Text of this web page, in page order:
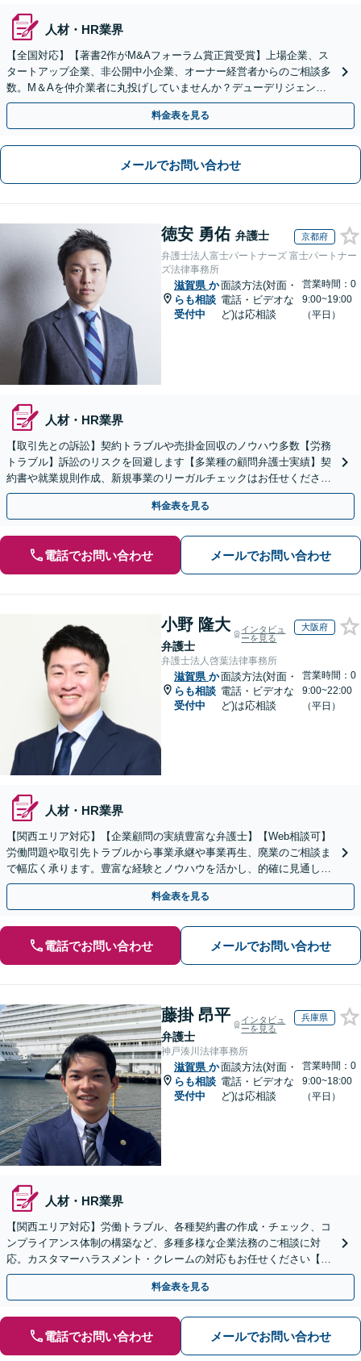
人材・HR業界
【全国対応】【著書2作がM&Aフォーラム賞正賞受賞】上場企業、ス
タートアップ企業、非公開中小企業、オーナー経営者からのご相談多
数。M＆Aを仲介業者に丸投げしていませんか？デューデリジェンス
や契約書作成・交渉はお任せください【初回無料】
料金表を見る
メールでお問い合わせ
徳安 勇佑 弁護士 京都府
弁護士法人富士パートナーズ 富士パートナー
ズ法律事務所
滋賀県 か
らも相談
受付中
面談方法(対面・
電話・ビデオな
ど)は応相談
営業時間：0
9:00~19:00
（平日）
人材・HR業界
【取引先との訴訟】契約トラブルや売掛金回収のノウハウ多数【労務
トラブル】訴訟のリスクを回避します【多業種の顧問弁護士実績】契
約書や就業規則作成、新規事業のリーガルチェックはお任せくださ
い。単発のご依頼OK。
料金表を見る
電話でお問い合わせ メールでお問い合わせ
小野 隆大
弁護士
インタビュ
ーを見る
大阪府
弁護士法人啓葉法律事務所
滋賀県 か
らも相談
受付中
面談方法(対面・
電話・ビデオな
ど)は応相談
営業時間：0
9:00~22:00
（平日）
人材・HR業界
【関西エリア対応】【企業顧問の実績豊富な弁護士】【Web相談可】
労働問題や取引先トラブルから事業承継や事業再生、廃業のご相談ま
で幅広く承ります。豊富な経験とノウハウを活かし、的確に見通しを
立て先手を打った対応が強みです。顧問契約の実績も多数
料金表を見る
電話でお問い合わせ メールでお問い合わせ
藤掛 昂平
弁護士
インタビュ
ーを見る
兵庫県
神戸湊川法律事務所
滋賀県 か
らも相談
受付中
面談方法(対面・
電話・ビデオな
ど)は応相談
営業時間：0
9:00~18:00
（平日）
人材・HR業界
【関西エリア対応】労働トラブル、各種契約書の作成・チェック、コ
ンプライアンス体制の構築など、多種多様な企業法務のご相談に対
応。カスタマーハラスメント・クレームの対応もお任せください【オ
ンライン相談OK】【夜間・休日相談可（要予約）】
料金表を見る
電話でお問い合わせ メールでお問い合わせ